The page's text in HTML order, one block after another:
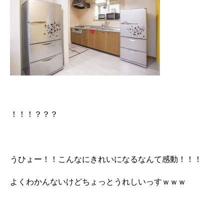
！！！？？？
うひょー！！こんなにきれいになるなんて感動！！！
よくわかんないけどちょっとうれしいっすｗｗｗ